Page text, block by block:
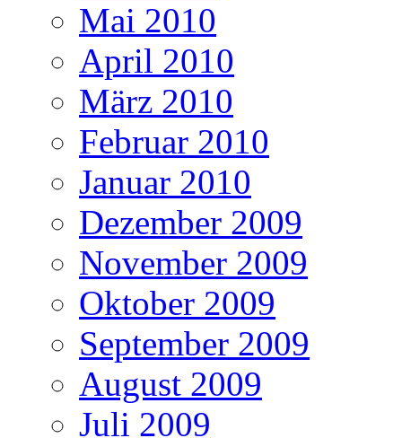
Mai 2010
April 2010
März 2010
Februar 2010
Januar 2010
Dezember 2009
November 2009
Oktober 2009
September 2009
August 2009
Juli 2009